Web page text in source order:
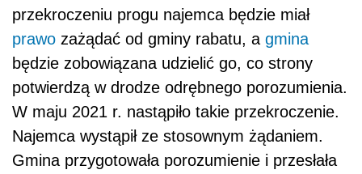
przekroczeniu progu najemca będzie miał
prawo zażądać od gminy rabatu, a gmina
będzie zobowiązana udzielić go, co strony
potwierdzą w drodze odrębnego porozumienia.
W maju 2021 r. nastąpiło takie przekroczenie.
Najemca wystąpił ze stosownym żądaniem.
Gmina przygotowała porozumienie i przesłała